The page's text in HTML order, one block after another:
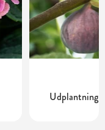
Udplantning